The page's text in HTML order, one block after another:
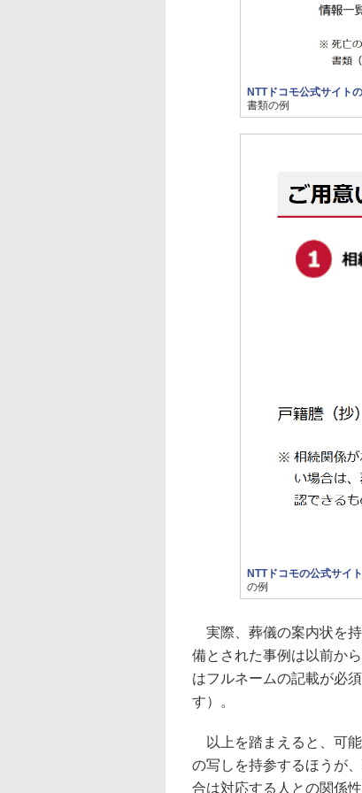
NTTドコモ公式サイト
書類の例
NTTドコモの公式サイ
の例
実際、葬儀の案内状を
備とされた事例は以前か
はフルネームの記載が必
す）。
以上を踏まえると、可
の写しを持参するほうが
合は対応する人との関係